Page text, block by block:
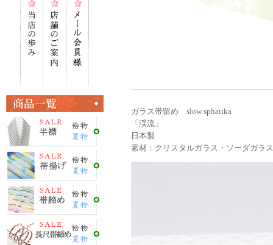
ガラス帯留め slow sphatika
「渓流」
日本製
素材：クリスタルガラス・ソーダガラス